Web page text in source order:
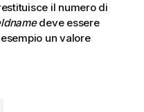
il numero di
deve essere
un valore